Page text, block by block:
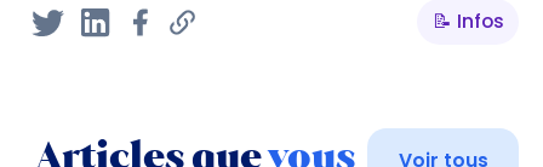
📝 Infos
Articles quevous
Voir tous